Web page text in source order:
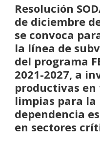
Resolución
de diciembre
se convoca
la línea de
del programa
2021-2027, a
productivas en
limpias para la
dependencia
en sectores